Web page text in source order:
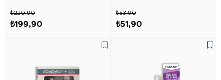
₺199,90
₺220,90
₺51,90
₺53,90